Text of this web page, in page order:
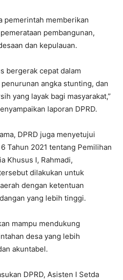
pemerintah memberikan
pembangunan,
dan kepulauan.
bergerak cepat dalam
angka stunting, dan
yang layak bagi masyarakat,”
laporan DPRD.
DPRD juga menyetujui
Tahun 2021 tentang Pemilihan
Khusus I, Rahmadi,
dilakukan untuk
dengan ketentuan
yang lebih tinggi.
mampu mendukung
desa yang lebih
akuntabel.
DPRD, Asisten I Setda